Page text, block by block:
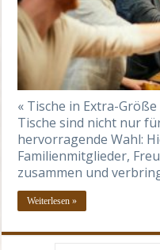
« Tische in Extra-
Tische sind nicht nur
hervorragende Wahl:
Familienmitglieder,
zusammen und
Weiterlesen »